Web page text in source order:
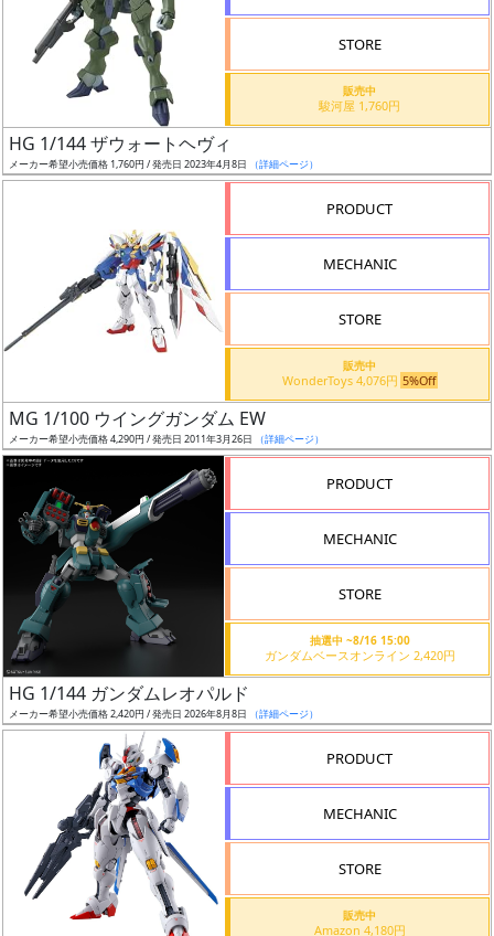
ー
ズ・
況
売
む
前
抽
選
STORE
販売中
駿河屋 1,760円
HG 1/144 ザウォートヘヴィ
メーカー希望小売価格 1,760円 / 発売日 2023年4月8日 （詳細ページ）
PRODUCT
MECHANIC
STORE
販売中
WonderToys 4,076円 5%Off
MG 1/100 ウイングガンダム EW
メーカー希望小売価格 4,290円 / 発売日 2011年3月26日 （詳細ページ）
PRODUCT
MECHANIC
STORE
抽選中 ~8/16 15:00
ガンダムベースオンライン 2,420円
HG 1/144 ガンダムレオパルド
メーカー希望小売価格 2,420円 / 発売日 2026年8月8日 （詳細ページ）
PRODUCT
MECHANIC
STORE
販売中
Amazon 4,180円